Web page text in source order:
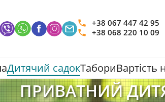
+38 067 447 42 95
+38 068 220 10 09
Дитячий садокТабориВартість
ПРИВАТНИЙ